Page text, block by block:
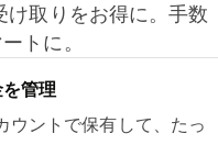
取りをお得に。手数
トに。
管理
ウントで保有して、たっ